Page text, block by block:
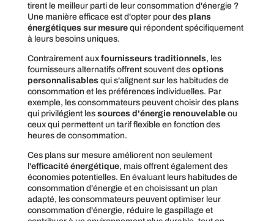
tirent le meilleur parti de leur consommation d'énergie ?
Une manière efficace est d'opter pour des plans
énergétiques sur mesurequi répondent spécifiquement
à leurs besoins uniques.
Contrairement aux fournisseurs traditionnels, les
fournisseurs alternatifs offrent souvent des options
personnalisablesqui s'alignent sur les habitudes de
consommation et les préférences individuelles. Par
exemple, les consommateurs peuvent choisir des plans
qui privilégient les sources d'énergie renouvelableou
ceux qui permettent un tarif flexible en fonction des
heures de consommation.
Ces plans sur mesure améliorent non seulement
l'efficacité énergétique, mais offrent également des
économies potentielles. En évaluant leurs habitudes de
consommation d'énergie et en choisissant un plan
adapté, les consommateurs peuvent optimiser leur
consommation d'énergie, réduire le gaspillage et